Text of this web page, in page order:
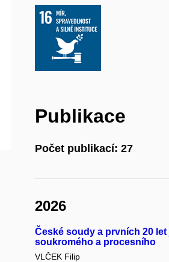
Publikace
Počet publikací: 27
2026
České soudy a prvních 20
soukromého a procesního
VLČEK Filip